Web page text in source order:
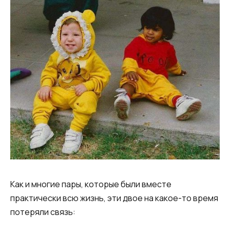
Как и многие пары, которые были вместе
практически всю жизнь, эти двое на какое-то время
потеряли связь: